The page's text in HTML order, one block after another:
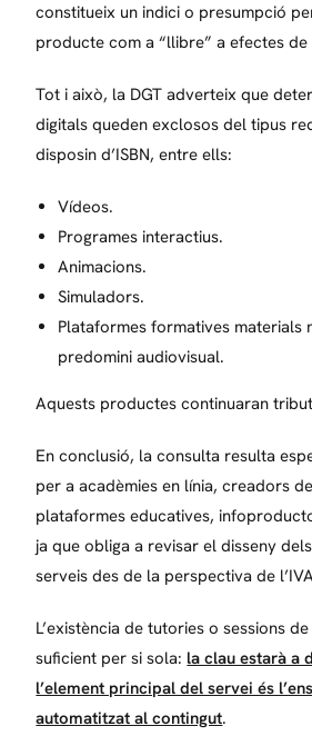
constitueix un indici o presumpció
producte com a “llibre” a efectes de
Tot i això, la DGT adverteix que
digitals queden exclosos del tipus
disposin d’ISBN, entre ells:
Vídeos.
Programes interactius.
Animacions.
Simuladors.
Plataformes formatives materials
predomini audiovisual.
Aquests productes continuaran
En conclusió, la consulta resulta
per a acadèmies en línia, creadors
plataformes educatives,
ja que obliga a revisar el disseny
serveis des de la perspectiva de
L’existència de tutories o sessions
suficient per si sola: la clau estarà a
l’element principal del servei és
automatitzat al contingut.